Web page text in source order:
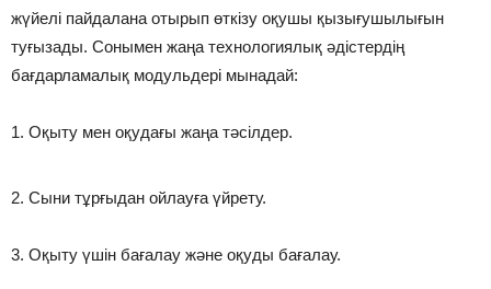
жүйелі пайдалана отырып өткізу оқушы қызығушылығын
туғызады. Сонымен жаңа технологиялық әдістердің
бағдарламалық модульдері мынадай:
1. Оқыту мен оқудағы жаңа тәсілдер.
2. Сыни тұрғыдан ойлауға үйрету.
3. Оқыту үшін бағалау және оқуды бағалау.